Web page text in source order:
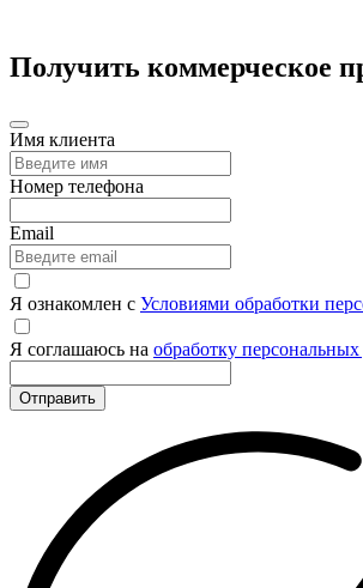
Получить коммерческое
Имя клиента
Номер телефона
Email
Я ознакомлен с Условиями обработки
Я соглашаюсь на обработку
Отправить